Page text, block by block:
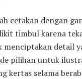
cetakan dengan
timbul karena
detail
pilihan untuk
kertas selama